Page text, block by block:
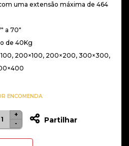
uma extensão máxima de 464
a 70″
de 40Kg
200×100, 200×200, 300×300,
ENCOMENDA
-
+
Partilhar